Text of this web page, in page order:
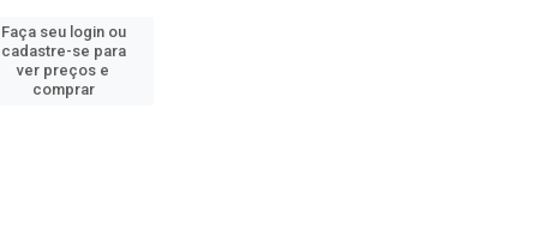
Faça seu login ou
cadastre-se para
ver preços e
comprar